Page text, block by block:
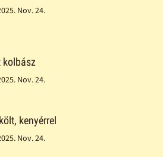
Nov. 24.
kolbász
Nov. 24.
kenyérrel
Nov. 24.